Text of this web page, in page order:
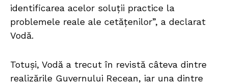
identificarea acelor soluții practice la
problemele reale ale cetățenilor”, a declarat
Vodă.
Totuși, Vodă a trecut în revistă câteva dintre
realizările Guvernului Recean, iar una dintre